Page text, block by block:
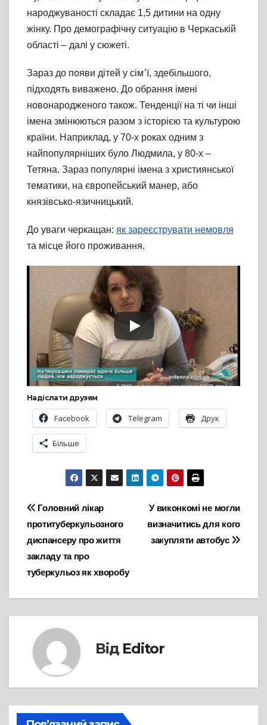
народжуваності складає 1,5 дитини на одну
жінку. Про демографічну ситуацію в Черкаській
області – далі у сюжеті.
Зараз до появи дітей у сім᾽ї, здебільшого,
підходять виважено. До обрання імені
новонародженого також. Тенденції на ті чи інші
імена змінюються разом з історією та культурою
країни. Наприклад, у 70-х роках одним з
найпопулярніших було Людмила, у 80-х –
Тетяна. Зараз популярні імена з християнської
тематики, на європейський манер, або
князівсько-язичницький.
До уваги черкащан: як зареєструвати немовля
та місце його проживання.
Надіслати друзям
Facebook Telegram Друк
Більше
Навігація
записів
У виконкомі не могли
визначитись для кого
закупляти автобус
Головний лікар
протитуберкульозного
диспансеру про життя
закладу та про
туберкульоз як хворобу
Від Editor